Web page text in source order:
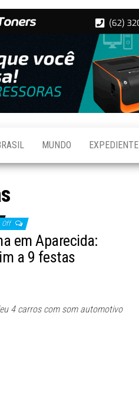
MUNDO EXPEDIENTE
Off
em Aparecida:
a 9 festas
4 carros com som automotivo